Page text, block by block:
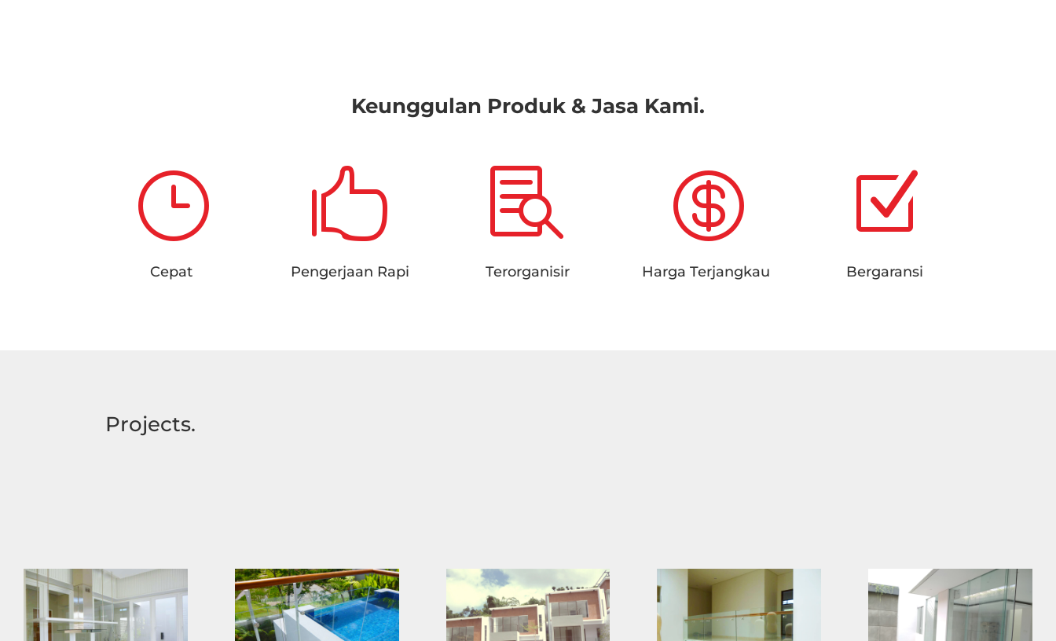
Keunggulan Produk & Jasa Kami.
}
Cepat

Pengerjaan Rapi

Terorganisir

Harga Terjangkau
Z
Bergaransi
Projects.